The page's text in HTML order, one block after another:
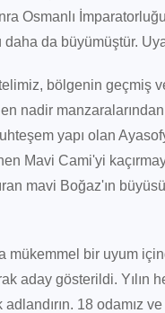
Osmanlı
da büyümüştür.
bölgenin geçmiş
nadir
yapı olan
Mavi Cami'yi
mavi Boğaz'ın
mükemmel bir uyum
aday gösterildi. Yılın
18 odamız